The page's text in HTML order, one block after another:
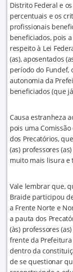
Distrito Federal e
percentuais e os
profissionais
beneficiados, pois
respeito à Lei
(as), aposentados
período do Fundef,
autonomia da
beneficiados (que
Causa estranheza
pois uma
dos Precatórios,
(as) professores
muito mais lisura e
Vale lembrar que,
Braide participou
a Frente Norte e
a pauta dos
(às) professores
frente da Prefeitura
dentro da
de se questionar